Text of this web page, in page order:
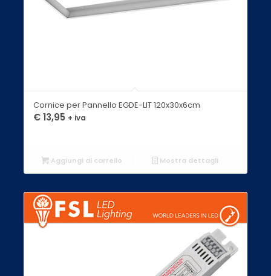
Cornice per Pannello EGDE-LIT 120x30x6cm
€13,95 + iva
Aggiungi al carrello Mostra dettagli